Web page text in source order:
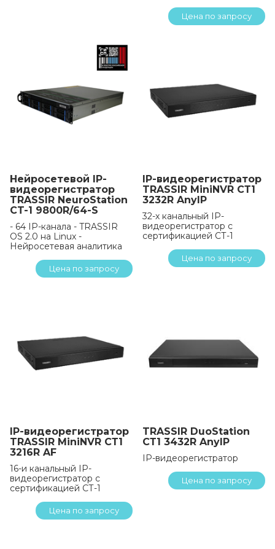
Цена по запросу
Нейросетевой IP-
видеорегистратор
TRASSIR NeuroStation
CT-1 9800R/64-S
- 64 IP-канала - TRASSIR
OS 2.0 на Linux -
Нейросетевая аналитика
Цена по запросу
IP-видеорегистратор
TRASSIR MiniNVR СТ1
3232R AnyIP
32-х канальный IP-
видеорегистратор с
сертификацией СТ-1
Цена по запросу
IP-видеорегистратор
TRASSIR MiniNVR СТ1
3216R AF
16-и канальный IP-
видеорегистратор с
сертификацией СТ-1
Цена по запросу
TRASSIR DuoStation
СТ1 3432R AnyIP
IP-видеорегистратор
Цена по запросу